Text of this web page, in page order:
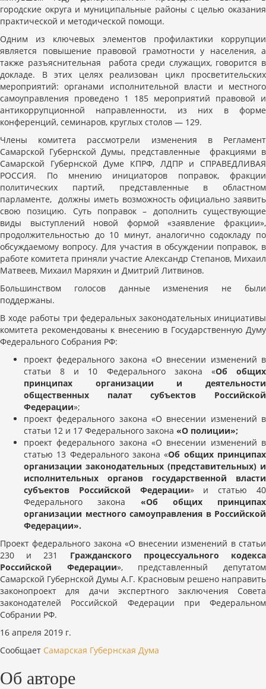
городские округа и муниципальные районы с целью оказания
практической и методической помощи.
Одним из ключевых элементов профилактики коррупции
является повышение правовой грамотности у населения, а
также разъяснительная работа среди служащих, говорится в
докладе. В этих целях реализован цикл просветительских
мероприятий: органами исполнительной власти и местного
самоуправления проведено 1 185 мероприятий правовой и
антикоррупционной направленности, из них в форме
конференций, семинаров, круглых столов — 129.
Члены комитета рассмотрели изменения в Регламент
Самарской Губернской Думы, представленные фракциями в
Самарской Губернской Думе КПРФ, ЛДПР и СПРАВЕДЛИВАЯ
РОССИЯ. По мнению инициаторов поправок, фракции
политических партий, представленные в областном
парламенте, должны иметь возможность официально заявить
свою позицию. Суть поправок – дополнить существующие
виды выступлений новой формой «заявление фракции»,
продолжительностью до 10 минут, аналогично содокладу по
обсуждаемому вопросу. Для участия в обсуждении поправок, в
работе комитета приняли участие Александр Степанов, Михаил
Матвеев, Михаил Маряхин и Дмитрий Литвинов.
Большинством голосов данные изменения не были
поддержаны.
В ходе работы три федеральных законодательных инициативы
комитета рекомендованы к внесению в Государственную Думу
Федерального Собрания РФ:
проект федерального закона «О внесении изменений в
статьи 8 и 10 Федерального закона «Об общих
принципах организации и деятельности
общественных палат субъектов Российской
Федерации»;
проект федерального закона «О внесении изменений в
статьи 12 и 17 Федерального закона «О полиции»;
проект федерального закона «О внесении изменений в
статью 13 Федерального закона «Об общих принципах
организации законодательных (представительных) и
исполнительных органов государственной власти
субъектов Российской Федерации» и статью 40
Федерального закона «Об общих принципах
организации местного самоуправления в Российской
Федерации».
Проект федерального закона «О внесении изменений в статьи
230 и 231 Гражданского процессуального кодекса
Российской Федерации», представленный депутатом
Самарской Губернской Думы А.Г. Красновым решено направить
законопроект для дачи экспертного заключения Совета
законодателей Российской Федерации при Федеральном
Собрании РФ.
16 апреля 2019 г.
Сообщает Самарская Губернская Дума
Об авторе